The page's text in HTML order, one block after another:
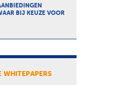
BIJ KEUZE VOOR
WHITEPAPERS